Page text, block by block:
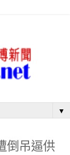
▼
倒吊逼供